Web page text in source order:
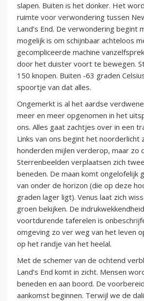
slapen. Buiten is het donker. Het
ruimte voor verwondering tussen
Land’s End. De verwondering begint
mogelijk is om schijnbaar achteloos
gecompliceerde machine
door het duister voort te bewegen.
150 knopen. Buiten -63 graden
spoortje van dat alles.
Ongemerkt is al het aardse
meer en meer opgenomen in het
ons. Alles gaat zachtjes over in een
Links van ons begint het noorderlicht
honderden mijlen verderop, maar zo
Sterrenbeelden verplaatsen zich
beneden. De maan komt ongelofelijk
van onder de horizon (die op deze
graden lager ligt). Venus laat zich
groen bekijken. De
voortdurende taferelen is
omgeving zo ver weg van het leven
op het randje van het heelal.
Met de schemer van de ochtend
Land’s End komt in zicht. Mensen
beneden en aan boord. De
aankomst beginnen. Terwijl we de